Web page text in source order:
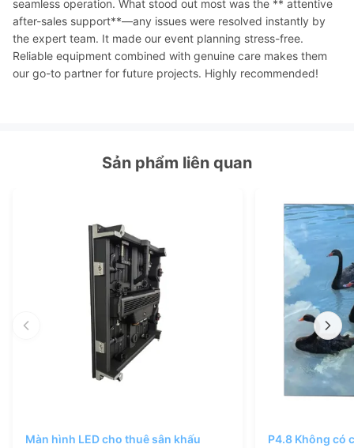
seamless operation. What stood out most was the ** attentive
after-sales support**—any issues were resolved instantly by
the expert team. It made our event planning stress-free.
Reliable equipment combined with genuine care makes them
our go-to partner for future projects. Highly recommended!
Sản phẩm liên quan
Màn hình LED cho thuê sân khấu
P4.8 Không có